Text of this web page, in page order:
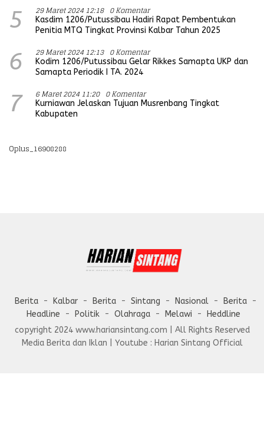
5 29 Maret 2024 12:18 0 Komentar
Kasdim 1206/Putussibau Hadiri Rapat Pembentukan
Penitia MTQ Tingkat Provinsi Kalbar Tahun 2025
6 29 Maret 2024 12:13 0 Komentar
Kodim 1206/Putussibau Gelar Rikkes Samapta UKP dan
Samapta Periodik I TA. 2024
7 6 Maret 2024 11:20 0 Komentar
Kurniawan Jelaskan Tujuan Musrenbang Tingkat
Kabupaten
Oplus_16908288
Berita Kalbar Berita Sintang Nasional
Berita
Headline
Politik Olahraga Melawi
Heddline
copyright 2024 www.hariansintang.com | All Rights Reserved
Media Berita dan Iklan | Youtube : Harian Sintang Official